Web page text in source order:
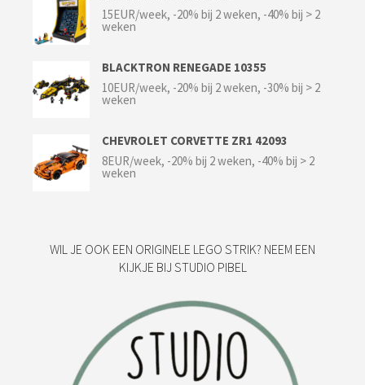
15EUR/week, -20% bij 2 weken, -40% bij > 2
weken
BLACKTRON RENEGADE 10355
10EUR/week, -20% bij 2 weken, -30% bij > 2
weken
CHEVROLET CORVETTE ZR1 42093
8EUR/week, -20% bij 2 weken, -40% bij > 2
weken
WIL JE OOK EEN ORIGINELE LEGO STRIK? NEEM EEN
KIJKJE BIJ STUDIO PIBEL